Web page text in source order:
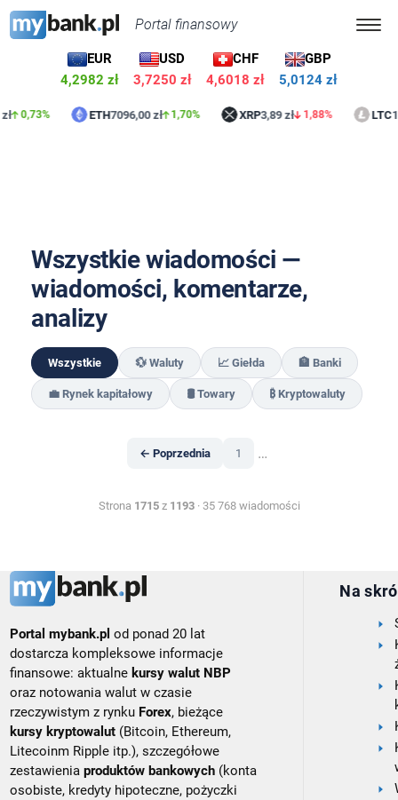
Portal finansowy
EUR
4,2982 zł
USD
3,7250 zł
CHF
4,6018 zł
GBP
5,0124 zł
0,73% ETH7096,00 zł 1,70% XRP3,89 zł 1,88% LTC
Wszystkie wiadomości —
wiadomości, komentarze,
analizy
Wszystkie 💱 Waluty 📈 Giełda 🏦 Banki
💼 Rynek kapitałowy 🛢️ Towary ₿ Kryptowaluty
← Poprzednia 1 …
Strona 1715z 1193· 35 768 wiadomości
Portal mybank.pl od ponad 20 lat
dostarcza kompleksowe informacje
finansowe: aktualne kursy walut NBP
oraz notowania walut w czasie
rzeczywistym z rynku Forex, bieżące
kursy kryptowalut (Bitcoin, Ethereum,
Litecoinm Ripple itp.), szczegółowe
zestawieniaproduktów bankowych (konta
osobiste, kredyty hipoteczne, pożyczki
Na